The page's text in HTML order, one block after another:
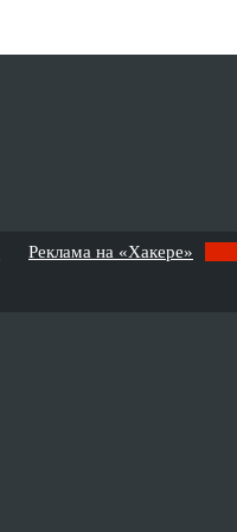
Реклама на «Хакере»